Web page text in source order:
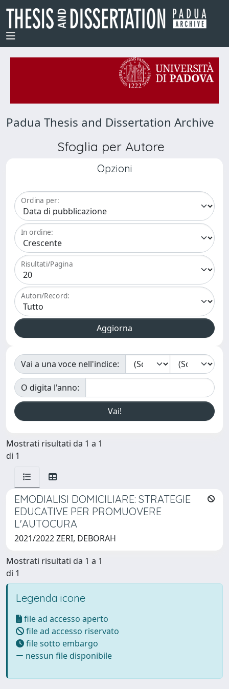
Padua Thesis and Dissertation Archive
Sfoglia per Autore
Opzioni
Ordina per:
In ordine:
Risultati/Pagina
Autori/Record:
Vai a una voce nell'indice:
O digita l'anno:
Mostrati risultati da 1 a 1
di 1
EMODIALISI DOMICILIARE: STRATEGIE
EDUCATIVE PER PROMUOVERE
L'AUTOCURA
2021/2022 ZERI, DEBORAH
Mostrati risultati da 1 a 1
di 1
Legenda icone
file ad accesso aperto
file ad accesso riservato
file sotto embargo
nessun file disponibile